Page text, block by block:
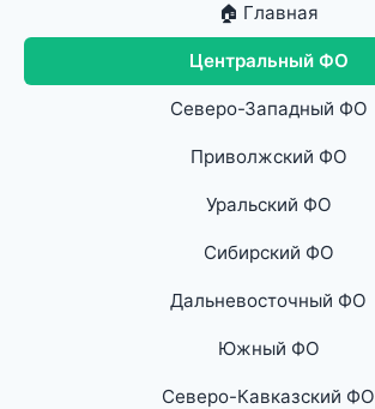
🏠 Главная
Центральный ФО
Северо-Западный ФО
Приволжский ФО
Уральский ФО
Сибирский ФО
Дальневосточный ФО
Южный ФО
Северо-Кавказский ФО